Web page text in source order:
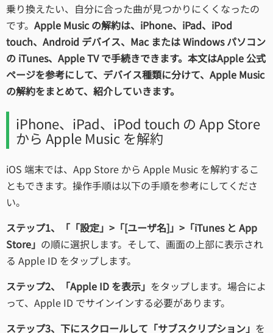
乗り換えたい、自分に合った曲が見つかりにくくなったの
です。 Apple Music の解約は、iPhone、iPad、iPod
touch、Android デバイス、Mac または Windows パソコン
の iTunes、Apple TV で手続きできます。本文はApple 公式
ページを参考にして、デバイス種類に分けて、Apple Music
の解約をまとめて、紹介していきます。
iPhone、iPad、iPod touch の App Store
から Apple Music を解約
iOS 端末では、App Store から Apple Music を解約するこ
ともできます。操作手順は以下の手順を参考にしてくださ
い。
ステップ1、「「設定」>「[ユーザ名]」>「iTunes と App
Store」 の順に選択します。そして、画面の上部に表示され
る Apple ID をタップします。
ステップ2、「Apple ID を表示」 をタップします。場合によ
って、Apple ID でサインインする必要があります。
ステップ3、下にスクロールして「サブスクリプション」 を